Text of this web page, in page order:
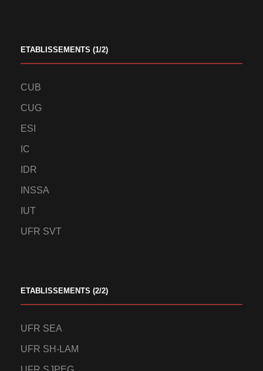
ETABLISSEMENTS (1/2)
CUB
CUG
ESI
IC
IDR
INSSA
IUT
UFR SVT
ETABLISSEMENTS (2/2)
UFR SEA
UFR SH-LAM